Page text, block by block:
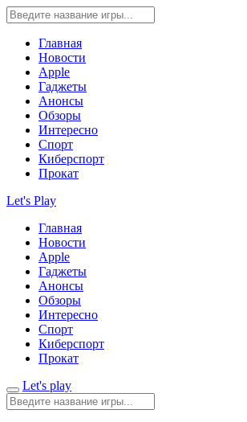
Главная
Новости
Apple
Гаджеты
Анонсы
Обзоры
Интересно
Спорт
Киберспорт
Прокат
Let's Play
Главная
Новости
Apple
Гаджеты
Анонсы
Обзоры
Интересно
Спорт
Киберспорт
Прокат
Let's play